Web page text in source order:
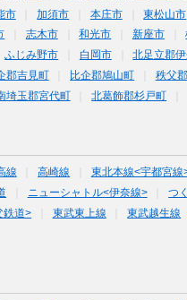
市 加須市 本庄市 東松山市
志木市 和光市 新座市
ふじみ野市 白岡市 北足立郡
郡吉見町 比企郡鳩山町 秩父
埼玉郡宮代町 北葛飾郡杉戸町
線 高崎線 東北本線<宇都宮線
ニューシャトル<伊奈線> つ
鉄道> 東武東上線 東武越生線